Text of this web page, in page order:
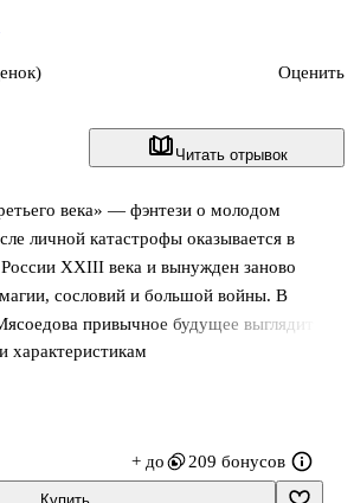
Читать отрывок
века» — фэнтези о молодом
личной катастрофы оказывается в
России XXIII века и вынужден заново
сословий и большой войны. В
привычное будущее выглядит
по-прежнему держат власть,
магические андроиды, а опасность
но и вдали от него. Это первая книга
всего не тайны мира, а цена адаптации,
характеристикам
Оценить
+ до 209 бонусов